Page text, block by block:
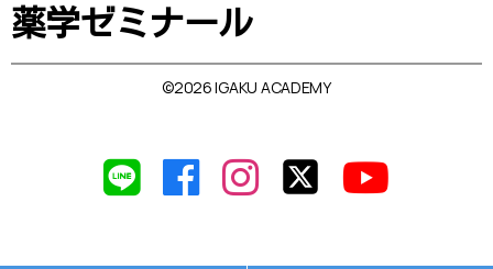
薬学ゼミナール
©2026 IGAKU ACADEMY